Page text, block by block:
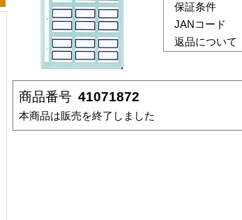
保証条件
JANコード
返品について
商品番号 41071872
本商品は販売を終了しました